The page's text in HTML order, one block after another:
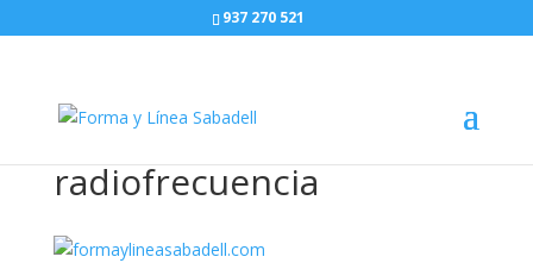
937 270 521
radiofrecuencia